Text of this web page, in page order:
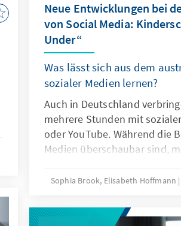
Neue Entwicklungen bei
von Social Media:
Under“
Was lässt sich aus dem
sozialer Medien lernen?
Auch in Deutschland
mehrere Stunden mit
oder YouTube. Während die
Medien überschaubar sind,
intensiven Konsums
auf diese Herausforderung?
Sophia Brook, Elisabeth Hoffmann